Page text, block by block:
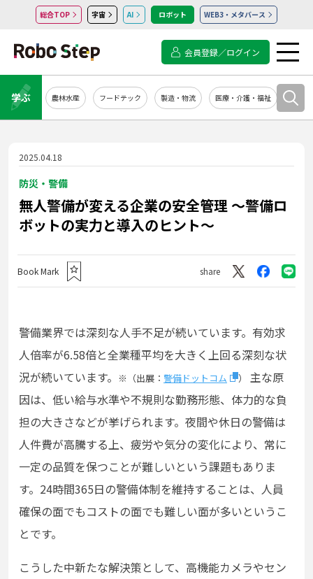
総合TOP 宇宙 AI ロボット WEB3・メタバース
会員登録／ログイン
学ぶ 農林水産 フードテック 製造・物流 医療・介護・福祉 シス
2025.04.18
防災・警備
無人警備が変える企業の安全管理 〜警備ロ
ボットの実力と導入のヒント〜
Book Mark share
警備業界では深刻な人手不足が続いています。有効求
人倍率が6.58倍と全業種平均を大きく上回る深刻な状
況が続いています。
※（出展： 警備ドットコム ）
主な原
因は、低い給与水準や不規則な勤務形態、体力的な負
担の大きさなどが挙げられます。夜間や休日の警備は
人件費が高騰する上、疲労や気分の変化により、常に
一定の品質を保つことが難しいという課題もありま
す。 24時間365日の警備体制を維持することは、人員
確保の面でもコストの面でも難しい面が多いというこ
とです。
こうした中新たな解決策として、 高機能カメラやセン